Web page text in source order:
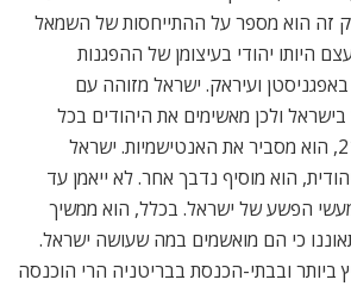
זה הוא מספר על ההתייחסות של השמאל
היותו יהודי בעיצומן של ההפגנות
ועיראק. ישראל מזוהה עם
ולכן מאשימים את היהודים בכל
הזוועות של המאה ה-21, הוא מסביר את האנטישמיות. ישראל
הוא מוסיף נדבך אחר. לא ייאמן עד
הפשע של ישראל. בכלל, הוא ממשיך
כי הם מואשמים במה שעושה ישראל.
ביותר ובבתי-הכנסת בבריטניה הרי הוכנסה